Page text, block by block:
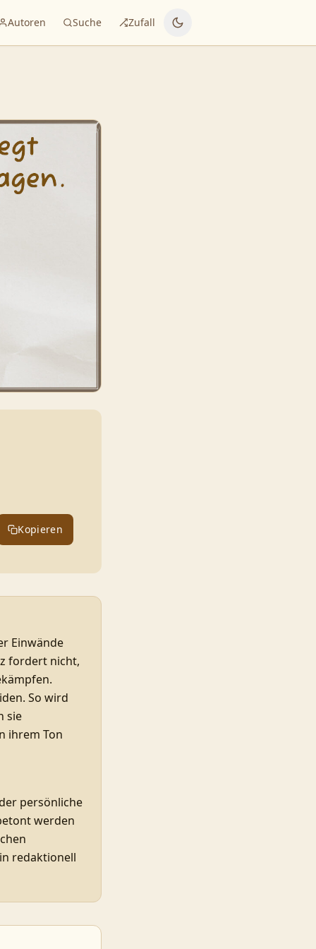
Autoren Suche Zufall
Kopieren
Einwände
fordert nicht,
So wird
sie
ihrem Ton
persönliche
werden
redaktionell